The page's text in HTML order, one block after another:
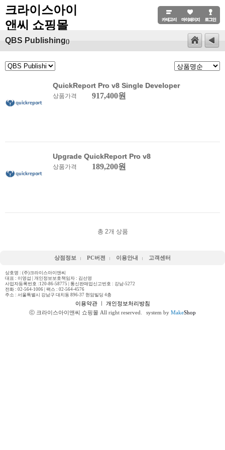
크라이스아이
앤씨 쇼핑몰
QBS Publishing()
QuickReport Pro v8 Single Developer
상품가격 917,400원
Upgrade QuickReport Pro v8
상품가격 189,200원
총 2개 상품
상점정보 PC버젼 이용안내 고객센터
상호명 : (주)크라이스아이앤씨
대표 : 이영섭 | 개인정보보호책임자 : 김선영
사업자등록번호 :120-86-58775 | 통신판매업신고번호 : 강남-5272
전화 : 02-564-1006 | 팩스 : 02-564-4576
주소 : 서울특별시 강남구 대치동 896-37 현암빌딩 4층
이용약관ㅣ 개인정보처리방침
ⓒ 크라이스아이앤씨 쇼핑몰 All right reserved.
system by MakeShop